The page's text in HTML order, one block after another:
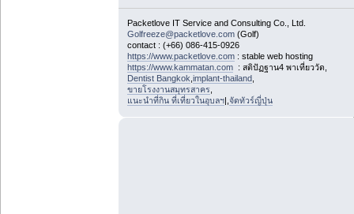
Packetlove IT Service and Consulting Co., Ltd.
Golfreeze@packetlove.com(Golf)
contact : (+66) 086-415-0926
https://www.packetlove.com: stable web hosting
https://www.kammatan.com: สติปัฏฐาน4 พาเที่ยววัด,
Dentist Bangkok implant-thailand,
ขายโรงงานสมุทรสาคร,
แนะนำที่กิน ที่เที่ยวในอุบลฯ|, จัดทัวร์ญี่ปุ่น